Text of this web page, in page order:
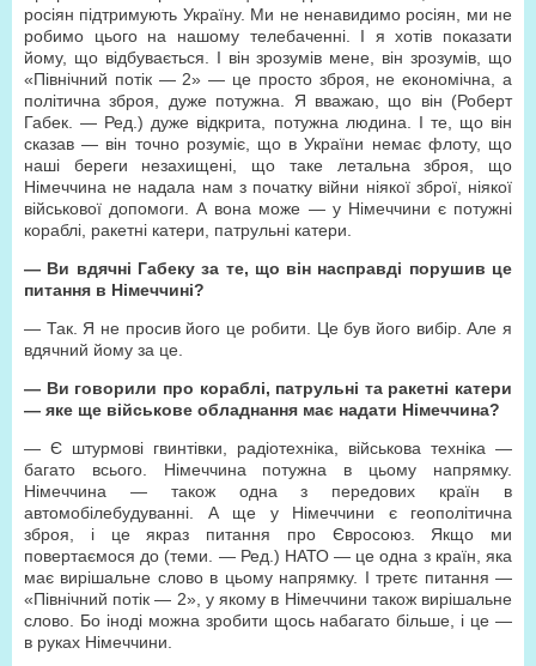
росіян підтримують Україну. Ми не ненавидимо росіян, ми не
робимо цього на нашому телебаченні. І я хотів показати
йому, що відбувається. І він зрозумів мене, він зрозумів, що
«Північний потік — 2» — це просто зброя, не економічна, а
політична зброя, дуже потужна. Я вважаю, що він (Роберт
Габек. — Ред.) дуже відкрита, потужна людина. І те, що він
сказав — він точно розуміє, що в України немає флоту, що
наші береги незахищені, що таке летальна зброя, що
Німеччина не надала нам з початку війни ніякої зброї, ніякої
військової допомоги. А вона може — у Німеччини є потужні
кораблі, ракетні катери, патрульні катери.
— Ви вдячні Габеку за те, що він насправді порушив це
питання в Німеччині?
— Так. Я не просив його це робити. Це був його вибір. Але я
вдячний йому за це.
— Ви говорили про кораблі, патрульні та ракетні катери
— яке ще військове обладнання має надати Німеччина?
— Є штурмові гвинтівки, радіотехніка, військова техніка —
багато всього. Німеччина потужна в цьому напрямку.
Німеччина — також одна з передових країн в
автомобілебудуванні. А ще у Німеччини є геополітична
зброя, і це якраз питання про Євросоюз. Якщо ми
повертаємося до (теми. — Ред.) НАТО — це одна з країн, яка
має вирішальне слово в цьому напрямку. І третє питання —
«Північний потік — 2», у якому в Німеччини також вирішальне
слово. Бо іноді можна зробити щось набагато більше, і це —
в руках Німеччини.